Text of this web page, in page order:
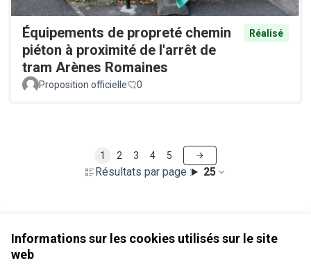
Informations sur les cookies utilisés sur le site
web
Équipements de propreté chemin
piéton à proximité de l'arrêt de
tram Arènes Romaines
Réalisé
Proposition officielle 0
Résultats par page : 25
1 2 3 4 5